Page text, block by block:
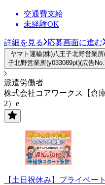
交通費支給
未経験OK
詳細を見る 応募画面に進む
ヤマト運輸(株)八王子北野営業
子北野営業所(y033089pt)(広告
派遣労働者
株式会社コアワークス【倉
2）e
【土日祝休み】プライベ